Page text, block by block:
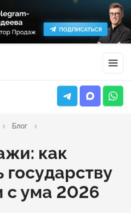
Блог
как
государству
с ума 2026